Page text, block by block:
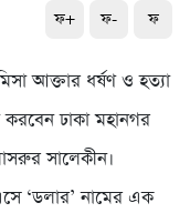
ফ+ ফ- ফ
আক্তার ধর্ষণ ও হত্যা
ঢাকা মহানগর
সালেকীন।
‘ডলার’ নামের এক